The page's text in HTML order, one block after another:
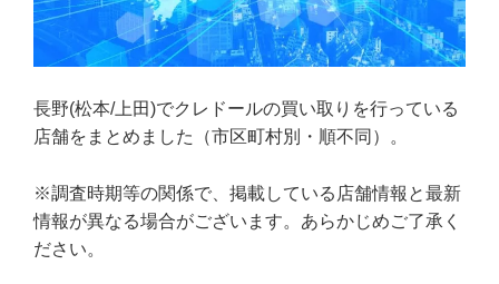
長野(松本/上田)でクレドールの買い取りを行っている
店舗をまとめました（市区町村別・順不同）。
※調査時期等の関係で、掲載している店舗情報と最新
情報が異なる場合がございます。あらかじめご了承く
ださい。